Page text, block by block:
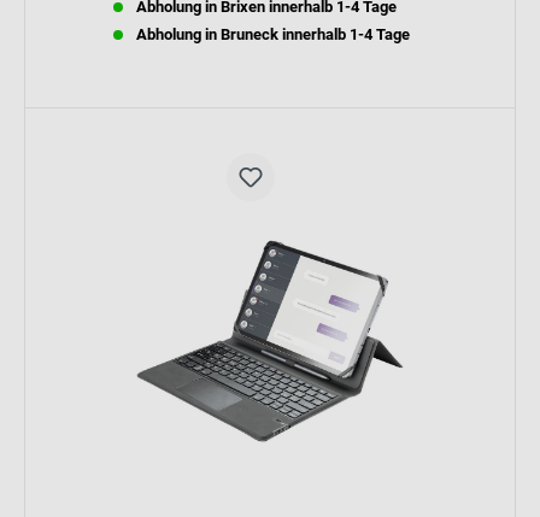
Abholung in Brixen innerhalb 1-4 Tage
Abholung in Bruneck innerhalb 1-4 Tage